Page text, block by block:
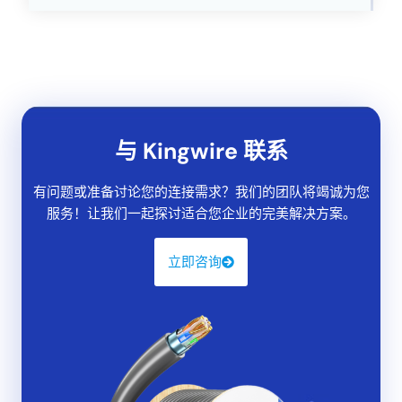
与 Kingwire 联系
有问题或准备讨论您的连接需求？我们的团队将竭诚为您
服务！让我们一起探讨适合您企业的完美解决方案。
立即咨询